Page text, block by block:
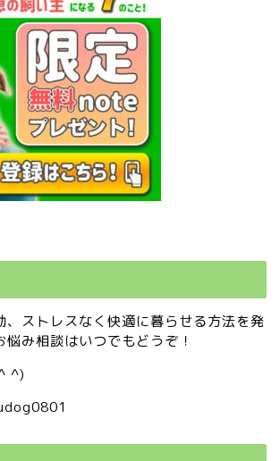
、ストレスなく快適に暮らせる方法を発
み相談はいつでもどうぞ！
^)
プロフィール